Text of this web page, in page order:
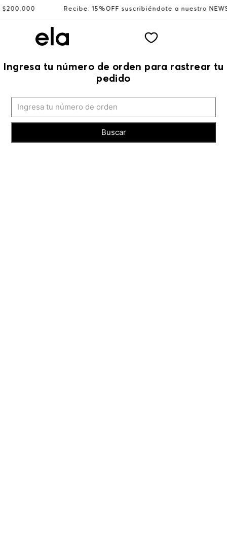
Recibe: 15%OFF suscribiéndote a nuestro
Ingresa tu número de orden para rastrear tu
pedido
Buscar